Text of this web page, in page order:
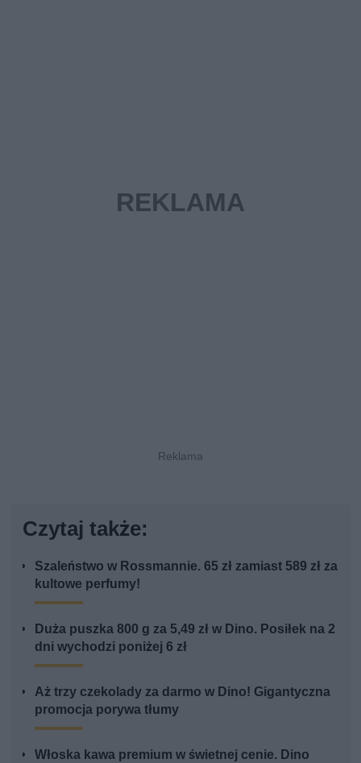
Czytaj także:
Szaleństwo w Rossmannie. 65 zł zamiast 589 zł za
kultowe perfumy!
Duża puszka 800 g za 5,49 zł w Dino. Posiłek na 2
dni wychodzi poniżej 6 zł
Aż trzy czekolady za darmo w Dino! Gigantyczna
promocja porywa tłumy
Włoska kawa premium w świetnej cenie. Dino